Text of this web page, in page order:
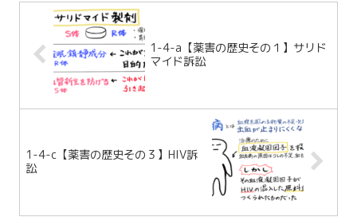
1-4-a【薬害の歴史その１】サリド
マイド訴訟
1-4-c【薬害の歴史その３】HIV訴
訟